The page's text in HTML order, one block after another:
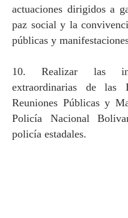
actuaciones dirigidos a
paz social y la
públicas y
10. Realizar las
extraordinarias de las
Reuniones Públicas y
Policía Nacional
policía estadales.